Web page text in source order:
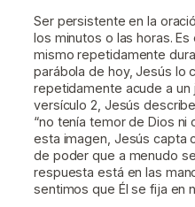
Ser persistente en la
los minutos o las horas.
mismo repetidamente
parábola de hoy, Jesús lo
repetidamente acude a un
versículo 2, Jesús
“no tenía temor de Dios ni
esta imagen, Jesús capta
de poder que a menudo
respuesta está en las
sentimos que Él se fija en